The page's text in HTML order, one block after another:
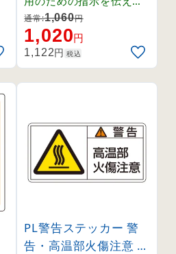
PL警告表示ラベル。
通常:1,060円
1,020円
1,122円 税込
PL警告ステッカー 警
告・高温部火傷注意 P